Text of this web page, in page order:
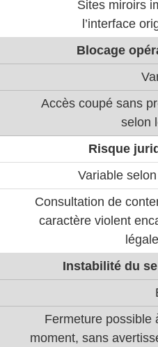
Sites miroirs
l’interface
Blocage
Accès coupé sans
selon
Risque
Variable
Consultation de
caractère violent
Instabilité du
Fermeture possible
moment, sans